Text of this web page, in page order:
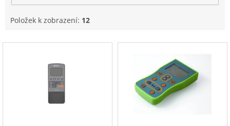
Položek k zobrazení: 12
V